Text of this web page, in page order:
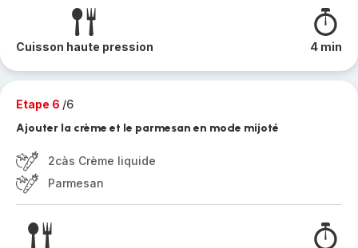
Cuisson haute pression 4 min
Etape 6 /6
Ajouter la crème et le parmesan en mode mijoté
2càs Crème liquide
Parmesan